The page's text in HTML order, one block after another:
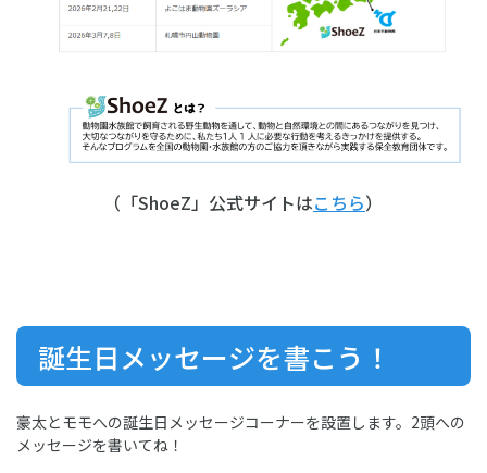
（「ShoeZ」公式サイトはこちら）
誕生日メッセージを書こう！
豪太とモモへの誕生日メッセージコーナーを設置します。2頭への
メッセージを書いてね！